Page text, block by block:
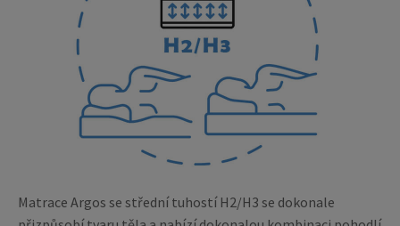
Matrace Argos se střední tuhostí H2/H3 se dokonale